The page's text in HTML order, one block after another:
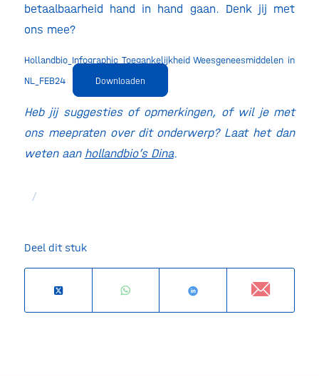
betaalbaarheid hand in hand gaan. Denk jij met
ons mee?
Hollandbio_Infographic Toegankelijkheid Weesgeneesmiddelen in
NL_FEB24
Downloaden
Heb jij suggesties of opmerkingen, of wil je met
ons meepraten over dit onderwerp? Laat het dan
weten aan hollandbio’s Dina.
/
Deel dit stuk